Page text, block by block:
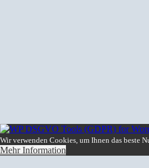
Wir verwenden Cookies, um Ihnen das beste
Mehr Information